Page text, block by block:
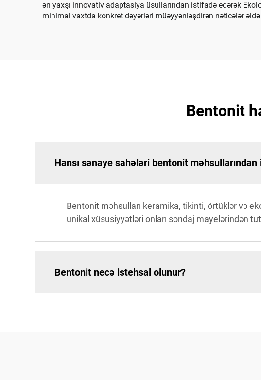
ən yaxşı innovativ adaptasiya üsullarından istifadə edərək
minimal vaxtda konkret dəyərləri müəyyənləşdirən nəticələr
Bentonit
Hansı sənaye sahələri bentonit
Bentonit məhsulları keramika, tikinti, örtüklər və
unikal xüsusiyyətləri onları sondaj mayelərindən
Bentonit necə istehsal olunur?